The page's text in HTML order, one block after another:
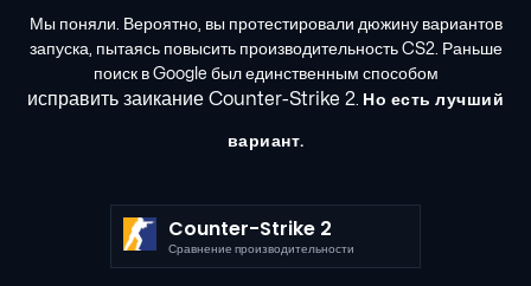
Мы поняли. Вероятно, вы протестировали дюжину вариантов
запуска, пытаясь повысить производительность CS2. Раньше
поиск в Google был единственным способом
исправить заикание Counter-Strike 2 Но есть лучший
вариант.
Counter-Strike 2
Сравнение производительности